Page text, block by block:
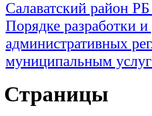
Салаватский район
Порядке разработки
административных
муниципальным
Страницы